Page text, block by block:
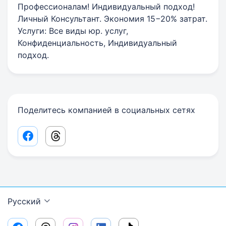
Профессионалам! Индивидуальный подход!
Личный Консультант. Экономия 15−20% затрат.
Услуги: Все виды юр. услуг,
Конфиденциальность, Индивидуальный
подход.
Поделитесь компанией в социальных сетях
Facebook share link
Threads share link
Русский